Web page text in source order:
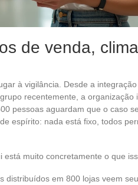
de venda,
à vigilância. Desde a
recentemente, a organização
pessoas aguardam que o caso
espírito: nada está fixo, todos
muito concretamente o que
distribuídos em 800 lojas veem